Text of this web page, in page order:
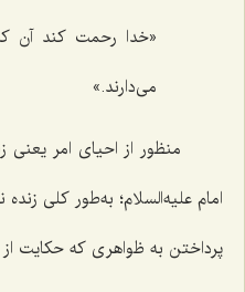
«خدا رحمت کند آن
می‌دارند.»
منظور از احيای امر يعنى
امام عليه‌السلام؛ به‌طور كلى
پرداختن به ظواهرى كه حكايت